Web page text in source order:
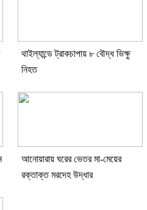
থাইল্যান্ডে ট্রাকচাপায় ৮ বৌদ্ধ ভিক্ষু
নিহত
আনোয়ারায় ঘরের ভেতর মা-মেয়ের
রক্তাক্ত মরদেহ উদ্ধার